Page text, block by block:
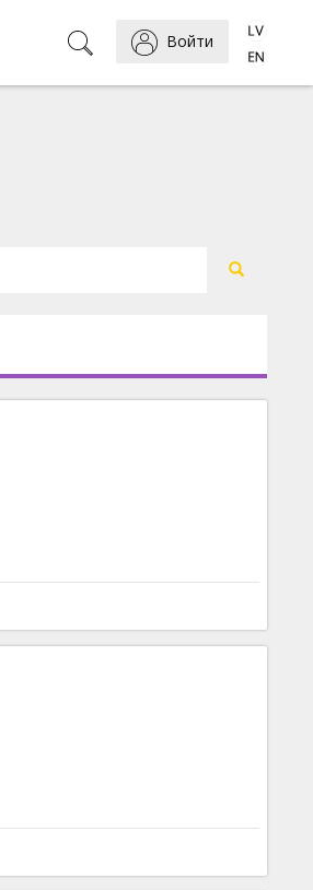
Войти